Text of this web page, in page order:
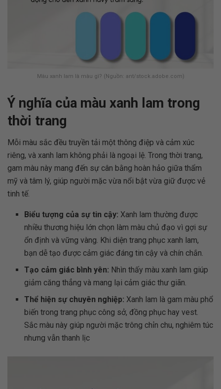
Màu xanh lam là màu gì? (Nguồn: ant/stock.adobe.com)
Ý nghĩa của màu xanh lam trong
thời trang
Mỗi màu sắc đều truyền tải một thông điệp và cảm xúc
riêng, và xanh lam không phải là ngoại lệ. Trong thời trang,
gam màu này mang đến sự cân bằng hoàn hảo giữa thẩm
mỹ và tâm lý, giúp người mặc vừa nổi bật vừa giữ được vẻ
tinh tế.
Biểu tượng của sự tin cậy: Xanh lam thường được
nhiều thương hiệu lớn chọn làm màu chủ đạo vì gợi sự
ổn định và vững vàng. Khi diện trang phục xanh lam,
bạn dễ tạo được cảm giác đáng tin cậy và chín chắn.
Tạo cảm giác bình yên: Nhìn thấy màu xanh lam giúp
giảm căng thẳng và mang lại cảm giác thư giãn.
Thể hiện sự chuyên nghiệp: Xanh lam là gam màu phổ
biến trong trang phục công sở, đồng phục hay vest.
Sắc màu này giúp người mặc trông chỉn chu, nghiêm túc
nhưng vẫn thanh lịc